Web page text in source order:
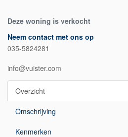
Deze woning is verkocht
Neem contact met ons op
035-5824281
info@vuister.com
Overzicht
Omschrijving
Kenmerken